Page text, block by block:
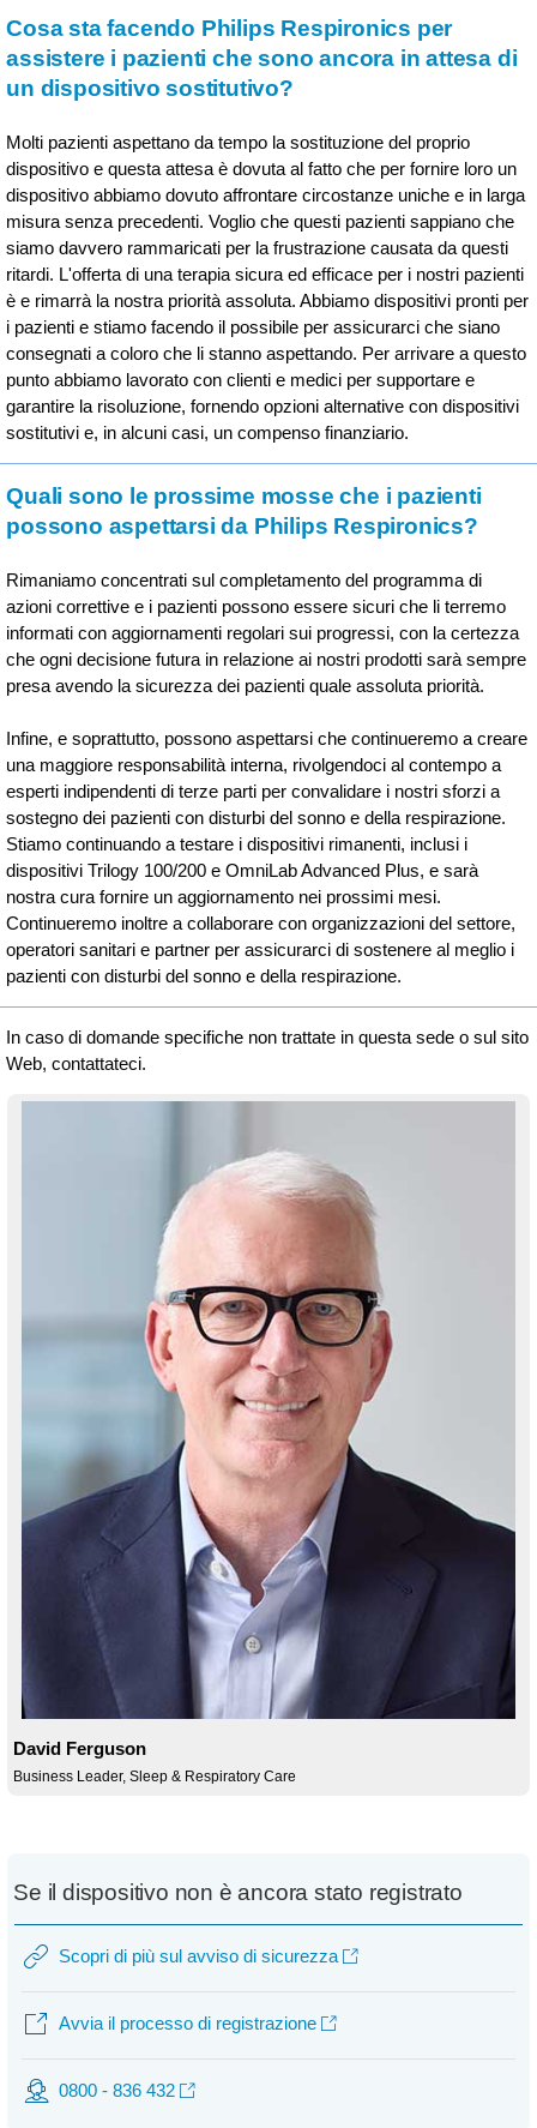
Cosa sta facendo Philips Respironics per
assistere i pazienti che sono ancora in attesa di
un dispositivo sostitutivo?
Molti pazienti aspettano da tempo la sostituzione del proprio
dispositivo e questa attesa è dovuta al fatto che per fornire loro un
dispositivo abbiamo dovuto affrontare circostanze uniche e in larga
misura senza precedenti. Voglio che questi pazienti sappiano che
siamo davvero rammaricati per la frustrazione causata da questi
ritardi. L'offerta di una terapia sicura ed efficace per i nostri pazienti
è e rimarrà la nostra priorità assoluta. Abbiamo dispositivi pronti per
i pazienti e stiamo facendo il possibile per assicurarci che siano
consegnati a coloro che li stanno aspettando. Per arrivare a questo
punto abbiamo lavorato con clienti e medici per supportare e
garantire la risoluzione, fornendo opzioni alternative con dispositivi
sostitutivi e, in alcuni casi, un compenso finanziario.
Quali sono le prossime mosse che i pazienti
possono aspettarsi da Philips Respironics?
Rimaniamo concentrati sul completamento del programma di
azioni correttive e i pazienti possono essere sicuri che li terremo
informati con aggiornamenti regolari sui progressi, con la certezza
che ogni decisione futura in relazione ai nostri prodotti sarà sempre
presa avendo la sicurezza dei pazienti quale assoluta priorità.
Infine, e soprattutto, possono aspettarsi che continueremo a creare
una maggiore responsabilità interna, rivolgendoci al contempo a
esperti indipendenti di terze parti per convalidare i nostri sforzi a
sostegno dei pazienti con disturbi del sonno e della respirazione.
Stiamo continuando a testare i dispositivi rimanenti, inclusi i
dispositivi Trilogy 100/200 e OmniLab Advanced Plus, e sarà
nostra cura fornire un aggiornamento nei prossimi mesi.
Continueremo inoltre a collaborare con organizzazioni del settore,
operatori sanitari e partner per assicurarci di sostenere al meglio i
pazienti con disturbi del sonno e della respirazione.
In caso di domande specifiche non trattate in questa sede o sul sito
Web, contattateci.
David Ferguson
Business Leader, Sleep & Respiratory Care
Se il dispositivo non è ancora stato registrato
Scopri di più sul avviso di sicurezza
Avvia il processo di registrazione
0800 - 836 432